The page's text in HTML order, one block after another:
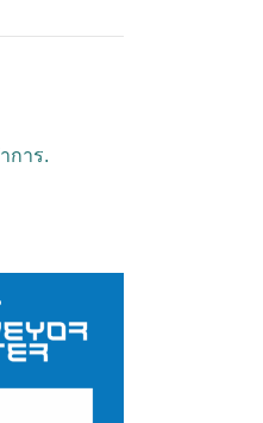
การ.